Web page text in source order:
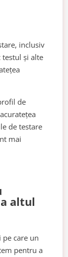
inclusiv
și alte
de
de testare
mai
altul
pe care un
pentru a